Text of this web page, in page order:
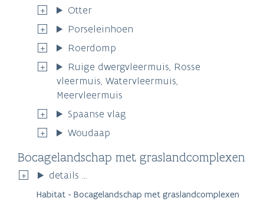
Otter
Porseleinhoen
Roerdomp
Ruige dwergvleermuis, Rosse
vleermuis, Watervleermuis,
Meervleermuis
Spaanse vlag
Woudaap
Bocagelandschap met graslandcomplexen
details ...
Habitat - Bocagelandschap met graslandcomplexen